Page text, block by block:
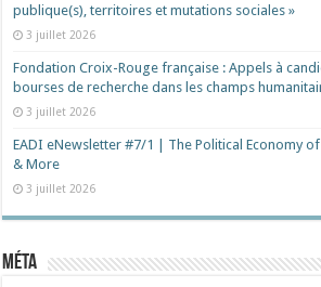
publique(s), territoires et mutations sociales »
3 juillet 2026
Fondation Croix-Rouge française : Appels à
bourses de recherche dans les champs
3 juillet 2026
EADI eNewsletter #7/1 | The Political Economy
& More
3 juillet 2026
Méta